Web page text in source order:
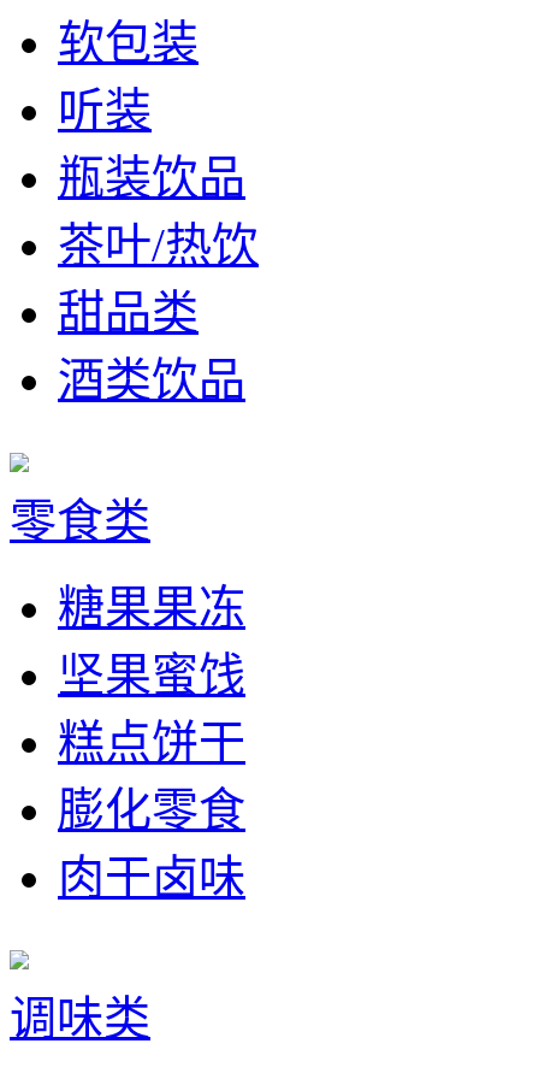
软包装
听装
瓶装饮品
茶叶/热饮
甜品类
酒类饮品
零食类
糖果果冻
坚果蜜饯
糕点饼干
膨化零食
肉干卤味
调味类